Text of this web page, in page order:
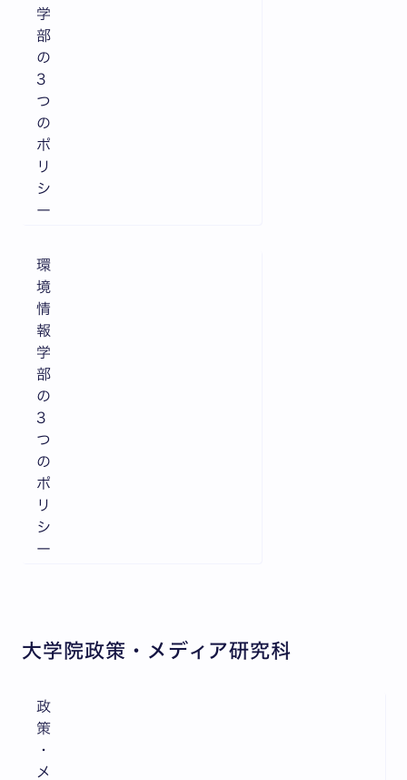
学
部
の
3
つ
の
ポ
リ
シ
ー
環
境
情
報
学
部
の
3
つ
の
ポ
リ
シ
ー
大学院政策・メディア研究科
政
策
・
メ